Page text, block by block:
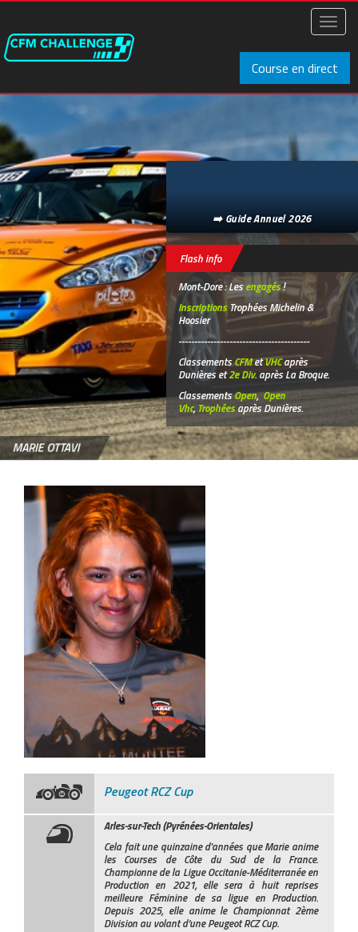
Aller
principal
Course en direct
➡️ Guide Annuel 2026
Flash info
Mont-Dore : Lesengagés!
InscriptionsTrophées Michelin &
Hoosier
-----------------------------------------
ClassementsCFMetVHCaprès
Dunières et2e Div.après La Broque.
ClassementsOpen,Open
Vhc, Trophéesaprès Dunières.
MARIE OTTAVI
Peugeot RCZ Cup
Arles-sur-Tech (Pyrénées-Orientales)
Cela fait une quinzaine d'années que Marie anime
les Courses de Côte du Sud de la France.
Championne de la Ligue Occitanie-Méditerranée en
Production en 2021, elle sera à huit reprises
meilleure Féminine de sa ligue en Production.
Depuis 2025, elle anime le Championnat 2ème
Division au volant d’une Peugeot RCZ Cup.